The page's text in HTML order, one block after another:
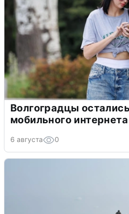
Волгоградцы
мобильного интернета
6 августа 0